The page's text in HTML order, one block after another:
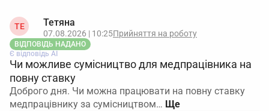
ТЕ Тетяна
07.08.2026 | 10:25Прийняття на роботу
ВІДПОВІДЬ НАДАНО
Є відповідь АІ
Чи можливе сумісництво для медпрацівника на
повну ставку
Доброго дня. Чи можна працювати на повну ставку
медпрацівнику за сумісництвом…